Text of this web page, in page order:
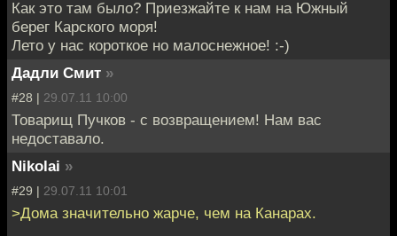
Как это там было? Приезжайте к нам на Южный
берег Карского моря!
Лето у нас короткое но малоснежное! :-)
Дадли Смит »
#28 | 29.07.11 10:00
Товарищ Пучков - с возвращением! Нам вас
недоставало.
Nikolai »
#29 | 29.07.11 10:01
>Дома значительно жарче, чем на Канарах.